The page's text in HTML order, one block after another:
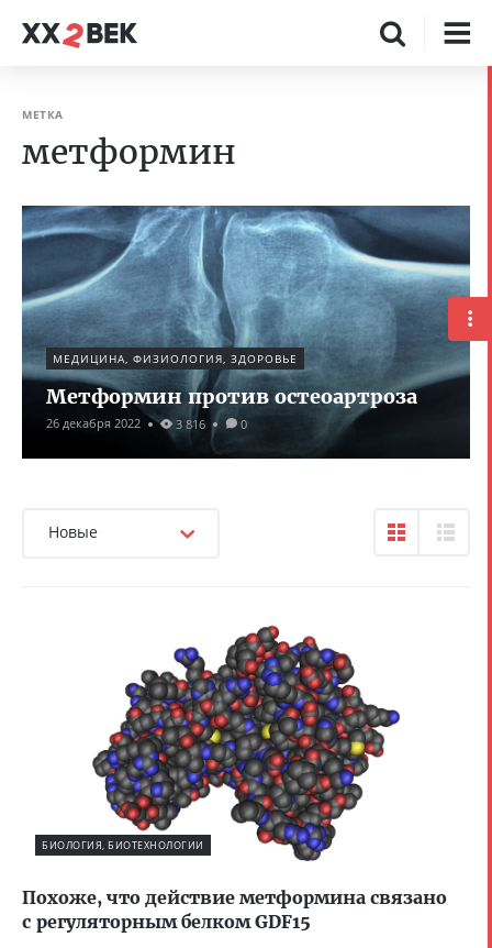
МЕТКА
метформин
МЕДИЦИНА, ФИЗИОЛОГИЯ, ЗДОРОВЬЕ
Метформин против остеоартроза
26 декабря 2022 3 816 0
Новые
БИОЛОГИЯ, БИОТЕХНОЛОГИИ
Похоже, что действие метформина связано
с регуляторным белком GDF15